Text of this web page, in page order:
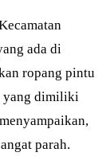
ada di
ropang pintu
yang dimiliki
parah.